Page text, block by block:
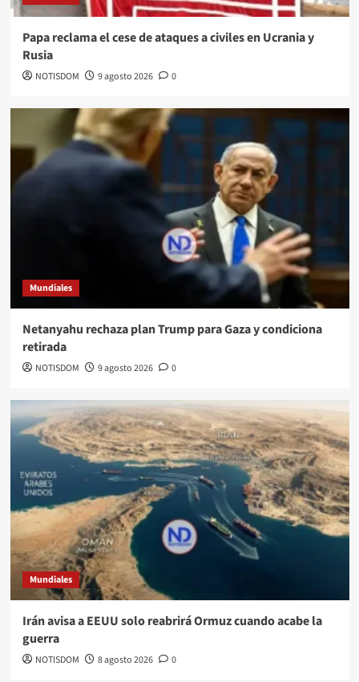
Papa reclama el cese de ataques a civiles en Ucrania y
Rusia
NOTISDOM 9 agosto 2026 0
Mundiales
Netanyahu rechaza plan Trump para Gaza y condiciona
retirada
NOTISDOM 9 agosto 2026 0
Mundiales
Irán avisa a EEUU solo reabrirá Ormuz cuando acabe la
guerra
NOTISDOM 8 agosto 2026 0